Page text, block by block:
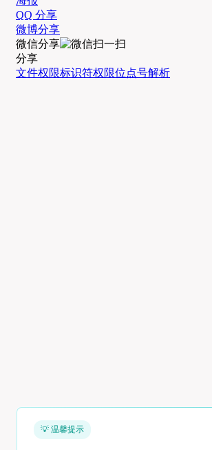
QQ 分享
微博分享
微信分享
分享
文件权限标识符权限位点号解析
💡 温馨提示